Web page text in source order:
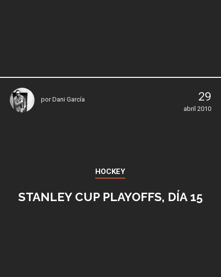
porDani García 29
abril 2010
HOCKEY
STANLEY CUP PLAYOFFS, DÍA 15